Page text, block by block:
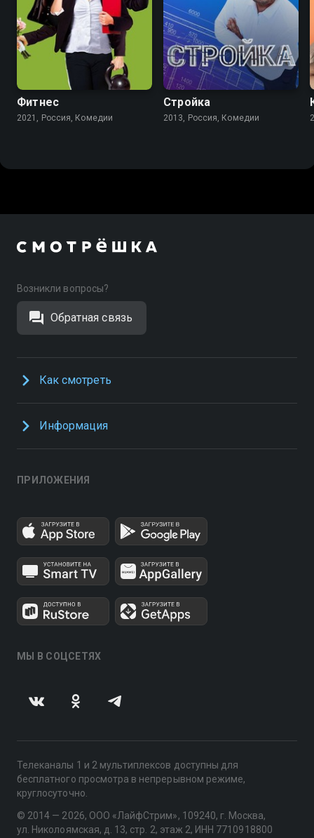
6.1
Фитнес
2021, Россия, Комедии
7.1 5.7
Стройка
2013, Россия, Комедии
Возникли вопросы?
Обратная связь
Как смотреть
Информация
ПРИЛОЖЕНИЯ
МЫ В СОЦСЕТЯХ
Телеканалы 1 и 2 мультиплексов доступны для
бесплатного просмотра в непрерывном режиме,
круглосуточно.
© 2014 — 2026, ООО «ЛайфСтрим», 109240, г. Москва,
ул. Николоямская, д. 13, стр. 2, этаж 2, ИНН 7710918800